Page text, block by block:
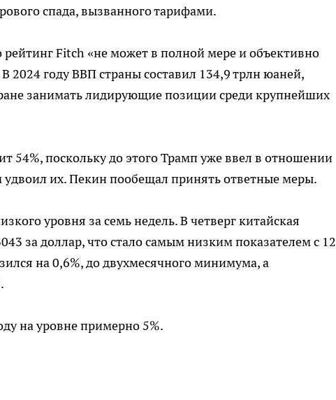
спада, вызванного тарифами.
Fitch «не может в полной мере и объективно
2024 году ВВП страны составил 134,9 трлн юаней,
занимать лидирующие позиции среди крупнейших
54%, поскольку до этого Трамп уже ввел в отношении
их. Пекин пообещал принять ответные меры.
уровня за семь недель. В четверг китайская
за доллар, что стало самым низким показателем с 12
на 0,6%, до двухмесячного минимума, а
на уровне примерно 5%.